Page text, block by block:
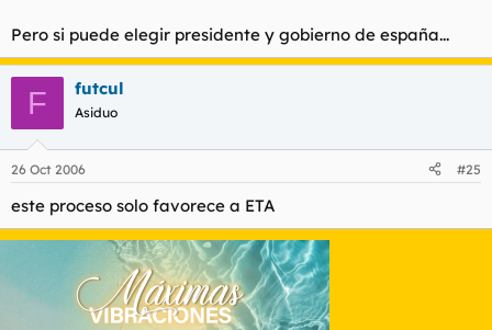
Pero si puede elegir presidente y gobierno de españa...
F futcul
Asiduo
26 Oct 2006 #25
este proceso solo favorece a ETA